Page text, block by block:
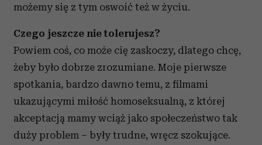
możemy się z tym oswoić też w życiu.
Czego jeszcze nie tolerujesz?
Powiem coś, co może cię zaskoczy, dlatego chcę,
żeby było dobrze zrozumiane. Moje pierwsze
spotkania, bardzo dawno temu, z filmami
ukazującymi miłość homoseksualną, z której
akceptacją mamy wciąż jako społeczeństwo tak
duży problem – były trudne, wręcz szokujące.